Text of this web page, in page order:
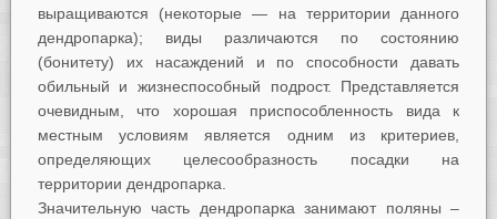
выращиваются (некоторые — на территории данного
дендропарка); виды различаются по состоянию
(бонитету) их насаждений и по способности давать
обильный и жизнеспособный подрост. Представляется
очевидным, что хорошая приспособленность вида к
местным условиям является одним из критериев,
определяющих целесообразность посадки на
территории дендропарка.
Значительную часть дендропарка занимают поляны –